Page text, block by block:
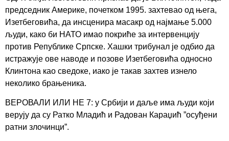
председник Америке, почетком 1995. захтевао од њега,
Изетбеговића, да инсценира масакр од најмање 5.000
људи, како би НАТО имао покриће за интервенцију
против Републике Српске. Хашки трибунал је одбио да
истражује ове наводе и позове Изетбеговића односно
Клинтона као сведоке, иако је такав захтев изнело
неколико брањеника.
ВЕРОВАЛИ ИЛИ НЕ 7: у Србији и даље има људи који
верују да су Ратко Младић и Радован Караџић ”осуђени
ратни злочинци”.